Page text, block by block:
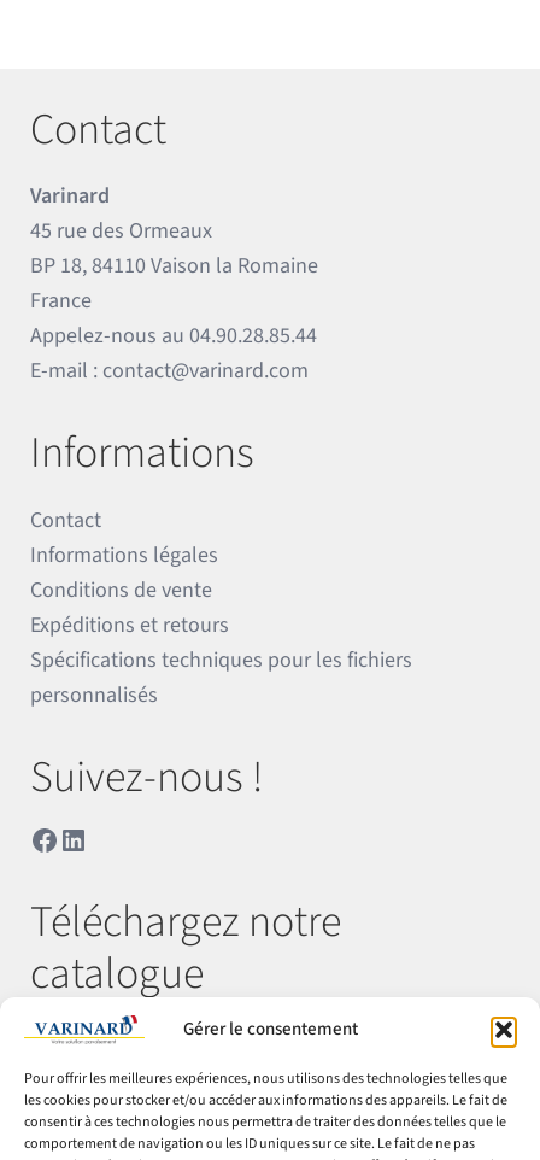
Gérer le consentement
Pour offrir les meilleures expériences, nous utilisons des technologies telles que
les cookies pour stocker et/ou accéder aux informations des appareils. Le fait de
consentir à ces technologies nous permettra de traiter des données telles que le
comportement de navigation ou les ID uniques sur ce site. Le fait de ne pas
Contact
Varinard
45 rue des Ormeaux
BP 18, 84110 Vaison la Romaine
France
Appelez-nous au04.90.28.85.44
E-mail : contact@varinard.com
Informations
Contact
Informations légales
Conditions de vente
Expéditions et retours
Spécifications techniques pour les fichiers
personnalisés
Suivez-nous !
Facebook
LinkedIn
Téléchargez notre
catalogue